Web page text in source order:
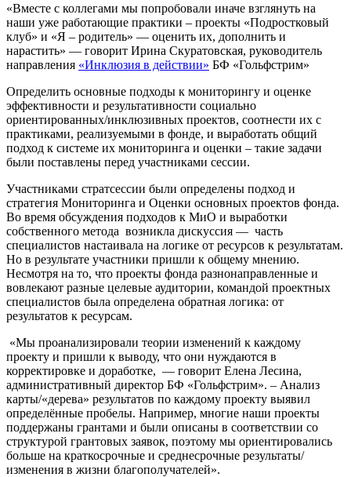
«Вместе с коллегами мы попробовали иначе взглянуть на
наши уже работающие практики – проекты «Подростковый
клуб» и «Я – родитель» — оценить их, дополнить и
нарастить» — говорит Ирина Скуратовская, руководитель
направления «Инклюзия в действии» БФ «Гольфстрим»
Определить основные подходы к мониторингу и оценке
эффективности и результативности социально
ориентированных/инклюзивных проектов, соотнести их с
практиками, реализуемыми в фонде, и выработать общий
подход к системе их мониторинга и оценки – такие задачи
были поставлены перед участниками сессии.
Участниками стратсессии были определены подход и
стратегия Мониторинга и Оценки основных проектов фонда.
Во время обсуждения подходов к МиО и выработки
собственного метода возникла дискуссия — часть
специалистов настаивала на логике от ресурсов к результатам.
Но в результате участники пришли к общему мнению.
Несмотря на то, что проекты фонда разнонаправленные и
вовлекают разные целевые аудитории, командой проектных
специалистов была определена обратная логика: от
результатов к ресурсам.
«Мы проанализировали теории изменений к каждому
проекту и пришли к выводу, что они нуждаются в
корректировке и доработке, — говорит Елена Лесина,
административный директор БФ «Гольфстрим». – Анализ
карты/«дерева» результатов по каждому проекту выявил
определённые пробелы. Например, многие наши проекты
поддержаны грантами и были описаны в соответствии со
структурой грантовых заявок, поэтому мы ориентировались
больше на краткосрочные и среднесрочные результаты/
изменения в жизни благополучателей».